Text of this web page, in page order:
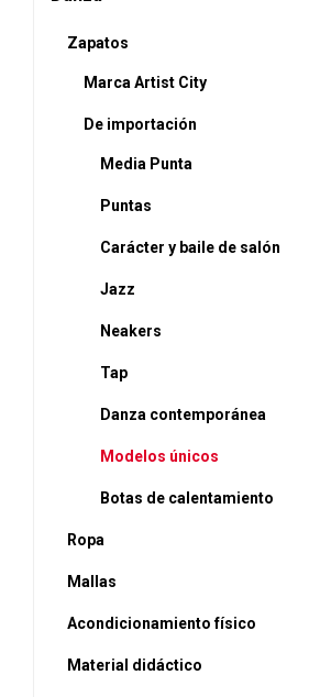
Zapatos
Marca Artist City
De importación
Media Punta
Puntas
Carácter y baile de salón
Jazz
Neakers
Tap
Danza contemporánea
Modelos únicos
Botas de calentamiento
Ropa
Mallas
Acondicionamiento físico
Material didáctico